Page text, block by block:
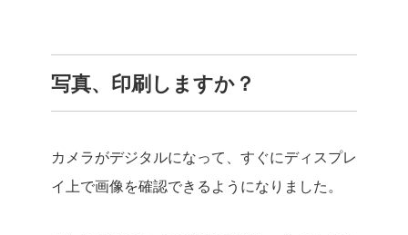
写真、印刷しますか？
カメラがデジタルになって、すぐにディスプレ
イ上で画像を確認できるようになりました。